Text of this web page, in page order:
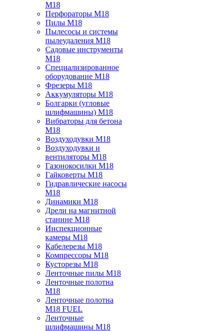
M18
Перфораторы M18
Пилы M18
Пылесосы и системы
пылеудаления M18
Садовые инструменты
M18
Специализированное
оборудование M18
Фрезеры M18
Аккумуляторы M18
Болгарки (угловые
шлифмашины) M18
Вибраторы для бетона
M18
Воздуходувки M18
Воздуходувки и
вентиляторы M18
Газонокосилки M18
Гайковерты M18
Гидравлические насосы
M18
Динамики M18
Дрели на магнитной
станине M18
Инспекционные
камеры M18
Кабелерезы M18
Компрессоры M18
Кусторезы M18
Ленточные пилы M18
Ленточные полотна
M18
Ленточные полотна
M18 FUEL
Ленточные
шлифмашины M18